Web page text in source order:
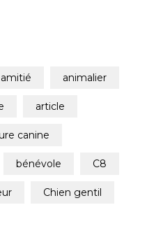
amitié animalier
article
canine
bénévole c8
chien gentil